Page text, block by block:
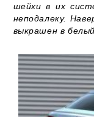
шейхи в их
неподалеку.
выкрашен в